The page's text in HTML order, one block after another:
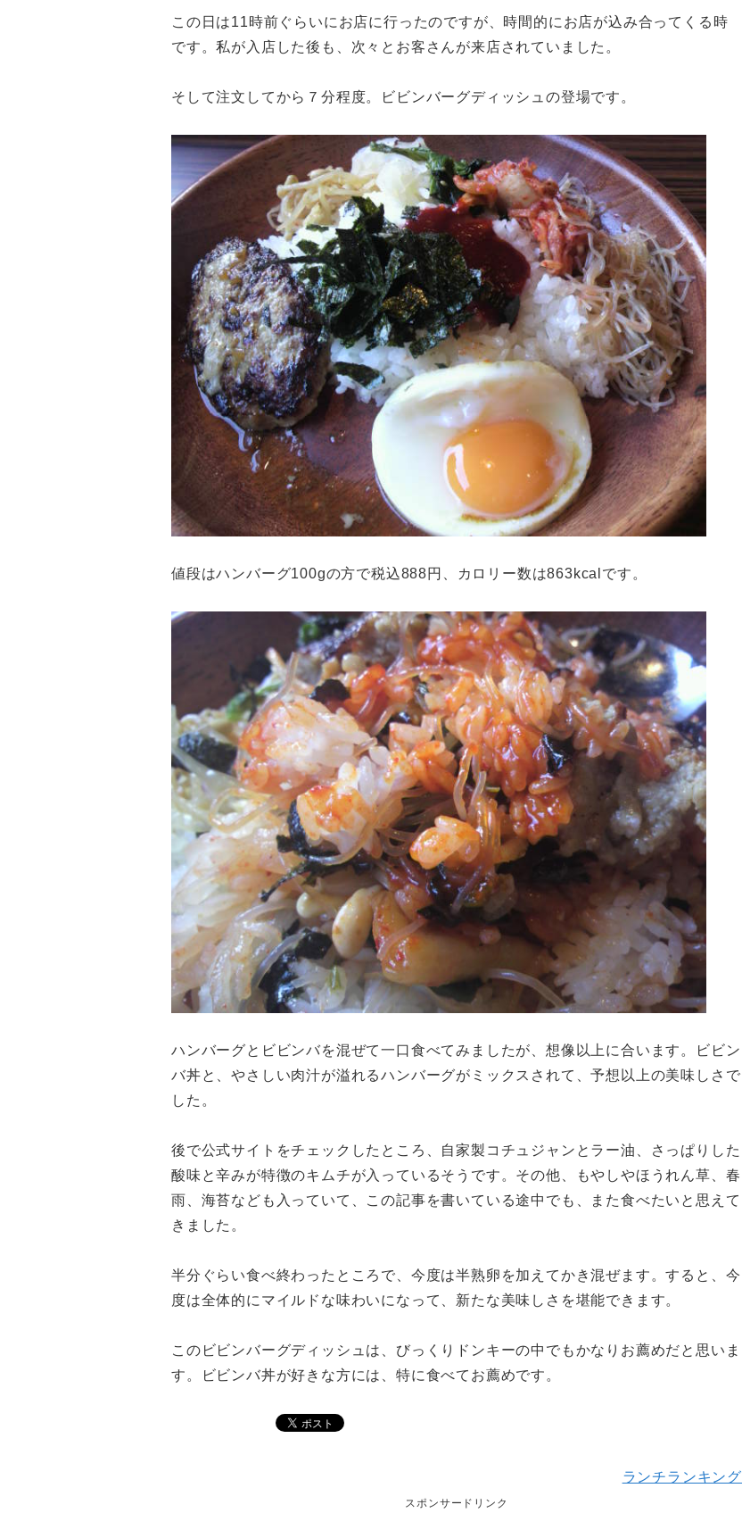
この日は11時前ぐらいにお店に行ったのですが、時間的にお店が込み合ってくる時
です。私が入店した後も、次々とお客さんが来店されていました。
そして注文してから７分程度。ビビンバーグディッシュの登場です。
値段はハンバーグ100gの方で税込888円、カロリー数は863kcalです。
ハンバーグとビビンバを混ぜて一口食べてみましたが、想像以上に合います。ビビン
バ丼と、やさしい肉汁が溢れるハンバーグがミックスされて、予想以上の美味しさで
した。
後で公式サイトをチェックしたところ、自家製コチュジャンとラー油、さっぱりした
酸味と辛みが特徴のキムチが入っているそうです。その他、もやしやほうれん草、春
雨、海苔なども入っていて、この記事を書いている途中でも、また食べたいと思えて
きました。
半分ぐらい食べ終わったところで、今度は半熟卵を加えてかき混ぜます。すると、今
度は全体的にマイルドな味わいになって、新たな美味しさを堪能できます。
このビビンバーグディッシュは、びっくりドンキーの中でもかなりお薦めだと思いま
す。ビビンバ丼が好きな方には、特に食べてお薦めです。
ランチランキング
スポンサードリンク